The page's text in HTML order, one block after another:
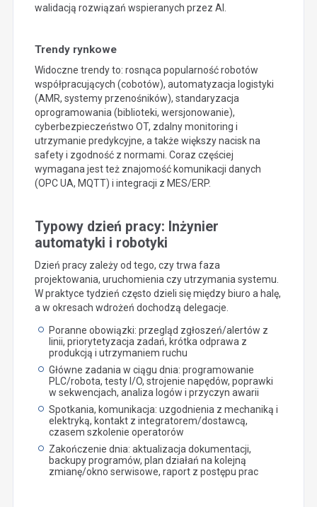
walidacją rozwiązań wspieranych przez AI.
Trendy rynkowe
Widoczne trendy to: rosnąca popularność robotów
współpracujących (cobotów), automatyzacja logistyki
(AMR, systemy przenośników), standaryzacja
oprogramowania (biblioteki, wersjonowanie),
cyberbezpieczeństwo OT, zdalny monitoring i
utrzymanie predykcyjne, a także większy nacisk na
safety i zgodność z normami. Coraz częściej
wymagana jest też znajomość komunikacji danych
(OPC UA, MQTT) i integracji z MES/ERP.
Typowy dzień pracy: Inżynier
automatyki i robotyki
Dzień pracy zależy od tego, czy trwa faza
projektowania, uruchomienia czy utrzymania systemu.
W praktyce tydzień często dzieli się między biuro a halę,
a w okresach wdrożeń dochodzą delegacje.
Poranne obowiązki: przegląd zgłoszeń/alertów z
linii, priorytetyzacja zadań, krótka odprawa z
produkcją i utrzymaniem ruchu
Główne zadania w ciągu dnia: programowanie
PLC/robota, testy I/O, strojenie napędów, poprawki
w sekwencjach, analiza logów i przyczyn awarii
Spotkania, komunikacja: uzgodnienia z mechaniką i
elektryką, kontakt z integratorem/dostawcą,
czasem szkolenie operatorów
Zakończenie dnia: aktualizacja dokumentacji,
backupy programów, plan działań na kolejną
zmianę/okno serwisowe, raport z postępu prac